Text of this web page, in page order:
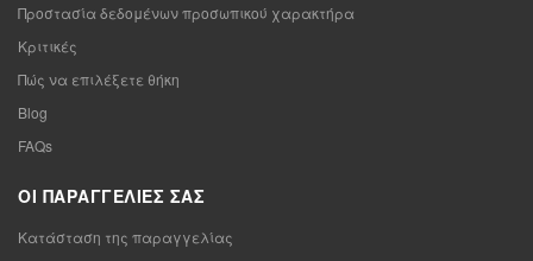
Προστασία δεδομένων προσωπικού χαρακτήρα
Κριτικές
Πώς να επιλέξετε θήκη
Blog
FAQs
ΟΙ ΠΑΡΑΓΓΕΛΊΕΣ ΣΑΣ
Κατάσταση της παραγγελίας